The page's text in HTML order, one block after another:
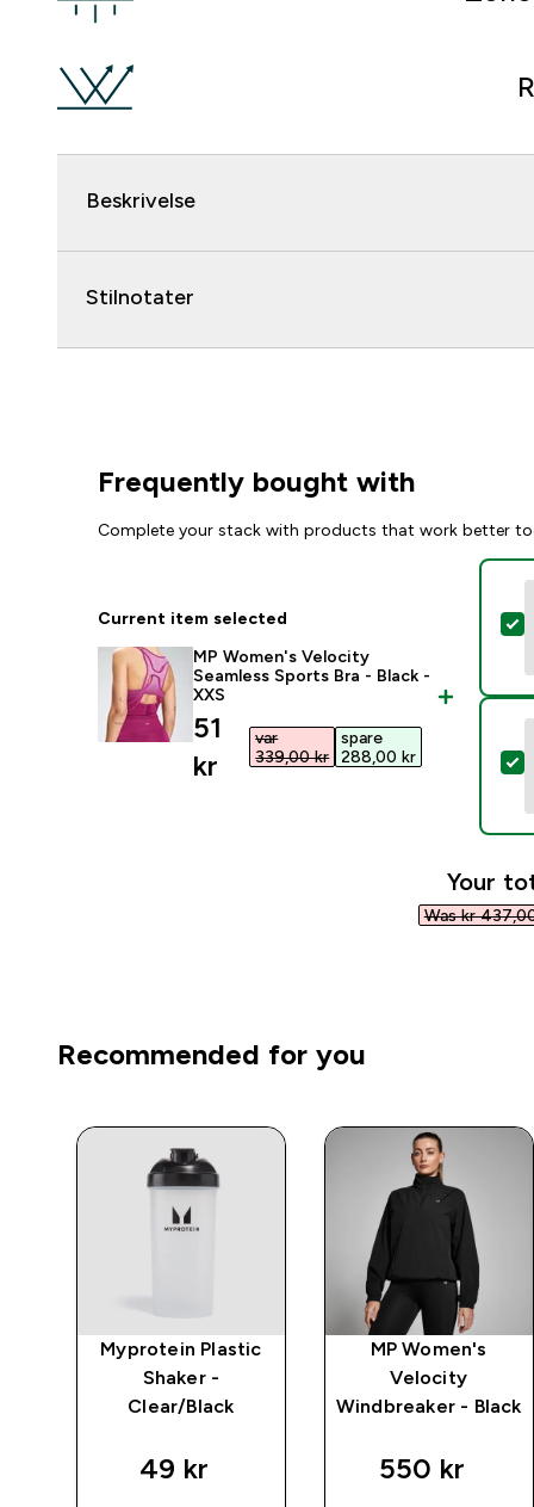
Beskrivelse
Stilnotater
Frequently bought with
Complete your stack with products that work better
Current item selected
MP Women's Velocity
Seamless Sports Bra - Black -
XXS
discounted price
51
kr‎
var
339,00 kr‎
spare
288,00 kr‎
Your
Was kr
Recommended for you
Myprotein Plastic
Shaker -
Clear/Black
49 kr‎
MP Women's
Velocity
Windbreaker - Black
550 kr‎